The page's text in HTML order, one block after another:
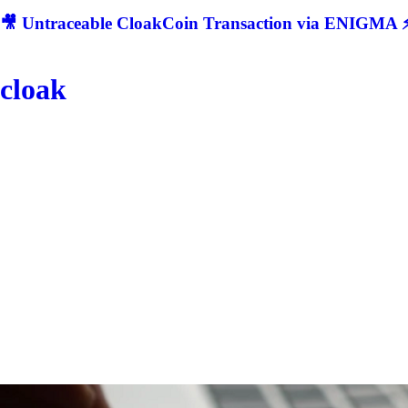
🎥 Untraceable CloakCoin Transaction via ENIGMA
cloak